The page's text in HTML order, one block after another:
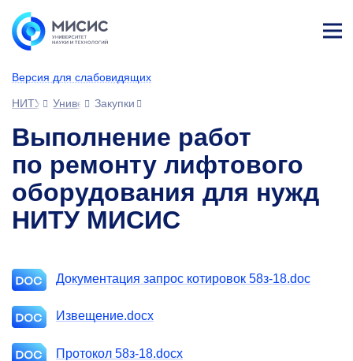
Версия для слабовидящих
НИТУ МИСИСУниверситет
Закупки
Выполнение работ
по ремонту лифтового
оборудования для нужд
НИТУ МИСИС
Документация запрос котировок 58з-18.doc
Извещение.docx
Протокол 58з-18.docx